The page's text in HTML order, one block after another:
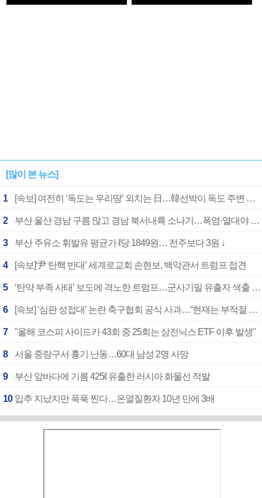
1182개팀 전수조사
확정
[많이 본 뉴스]
1 [속보] 여전히 ‘독도는 우리땅’ 외치는 日…韓선박이 독도 주변 해양조사 활동하자 반발
2 부산 울산 경남 구름 많고 경남 북서내륙 소나기…폭염·열대야 계속
3 부산 주유소 휘발유 평균가 ℓ당 1849원… 전주보다 3원 ↓
4 [속보]‘尹 탄핵 반대’ 세계로교회 손현보, 백악관서 트럼프 접견
5 ‘탄약 부족 사태’ 보도에 격노한 트럼프…군사기밀 유출자 색출 지시
6 [속보] ‘심판 성접대’ 논란 축구협회 공식 사과…“현재는 부적절 행위 없어”
7 "올해 코스피 사이드카 43회 중 25회는 삼전닉스 ETF 이후 발생"
8 서울 중랑구서 흉기 난동…60대 남성 2명 사망
9 부산 앞바다에 기름 425ℓ 유출한 러시아 화물선 적발
10 입추 지났지만 푹푹 찐다…온열질환자 10년 만에 3배